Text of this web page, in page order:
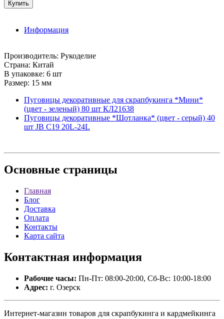
Информация
Производитель: Рукоделие
Страна: Китай
В упаковке: 6 шт
Размер: 15 мм
Пуговицы декоративные для скрапбукинга *Мини*
(цвет - зеленый) 80 шт КЛ21638
Пуговицы декоративные *Шотланка* (цвет - серый) 40
шт JB C19 20L-24L
Основные страницы
Главная
Блог
Доставка
Оплата
Контакты
Карта сайта
Контактная информация
Рабочие часы: Пн-Пт: 08:00-20:00, Сб-Вс: 10:00-18:00
Адрес: г. Озерск
Интернет-магазин товаров для скрапбукинга и кардмейкинга